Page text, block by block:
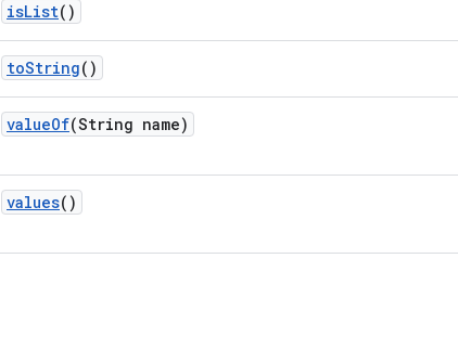
isList()
toString()
valueOf(String name)
values()